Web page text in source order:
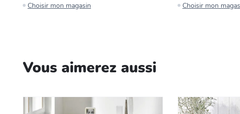
Choisir mon magasin Choisir mon
Vous aimerez aussi